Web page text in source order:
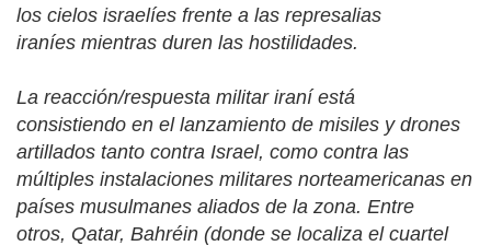
los cielos israelíes frente a las represalias
iraníes mientras duren las hostilidades.
La reacción/respuesta militar iraní está
consistiendo en el lanzamiento de misiles y drones
artillados tanto contra Israel, como contra las
múltiples instalaciones militares norteamericanas en
países musulmanes aliados de la zona. Entre
otros, Qatar, Bahréin (donde se localiza el cuartel